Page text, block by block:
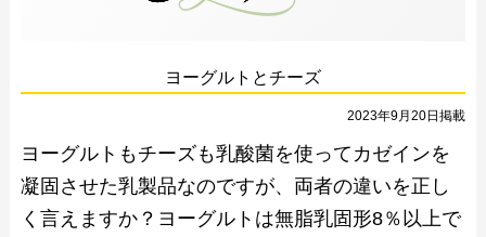
ヨーグルトとチーズ
2023年9月20日掲載
ヨーグルトもチーズも乳酸菌を使ってカゼインを
凝固させた乳製品なのですが、両者の違いを正し
く言えますか？ヨーグルトは無脂乳固形8％以上で